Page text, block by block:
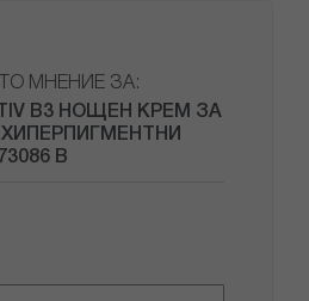
МНЕНИЕ ЗА:
B3 НОЩЕН КРЕМ ЗА
B